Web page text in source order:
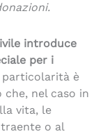
introduce
per i
particolarità è
nel caso in
vita, le
o al